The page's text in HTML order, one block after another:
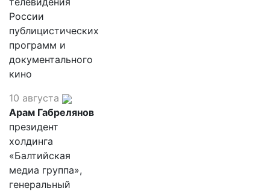
России
публицистических
программ и
документального
кино
10 августа
Арам Габрелянов
президент
холдинга
«Балтийская
медиа группа»,
генеральный